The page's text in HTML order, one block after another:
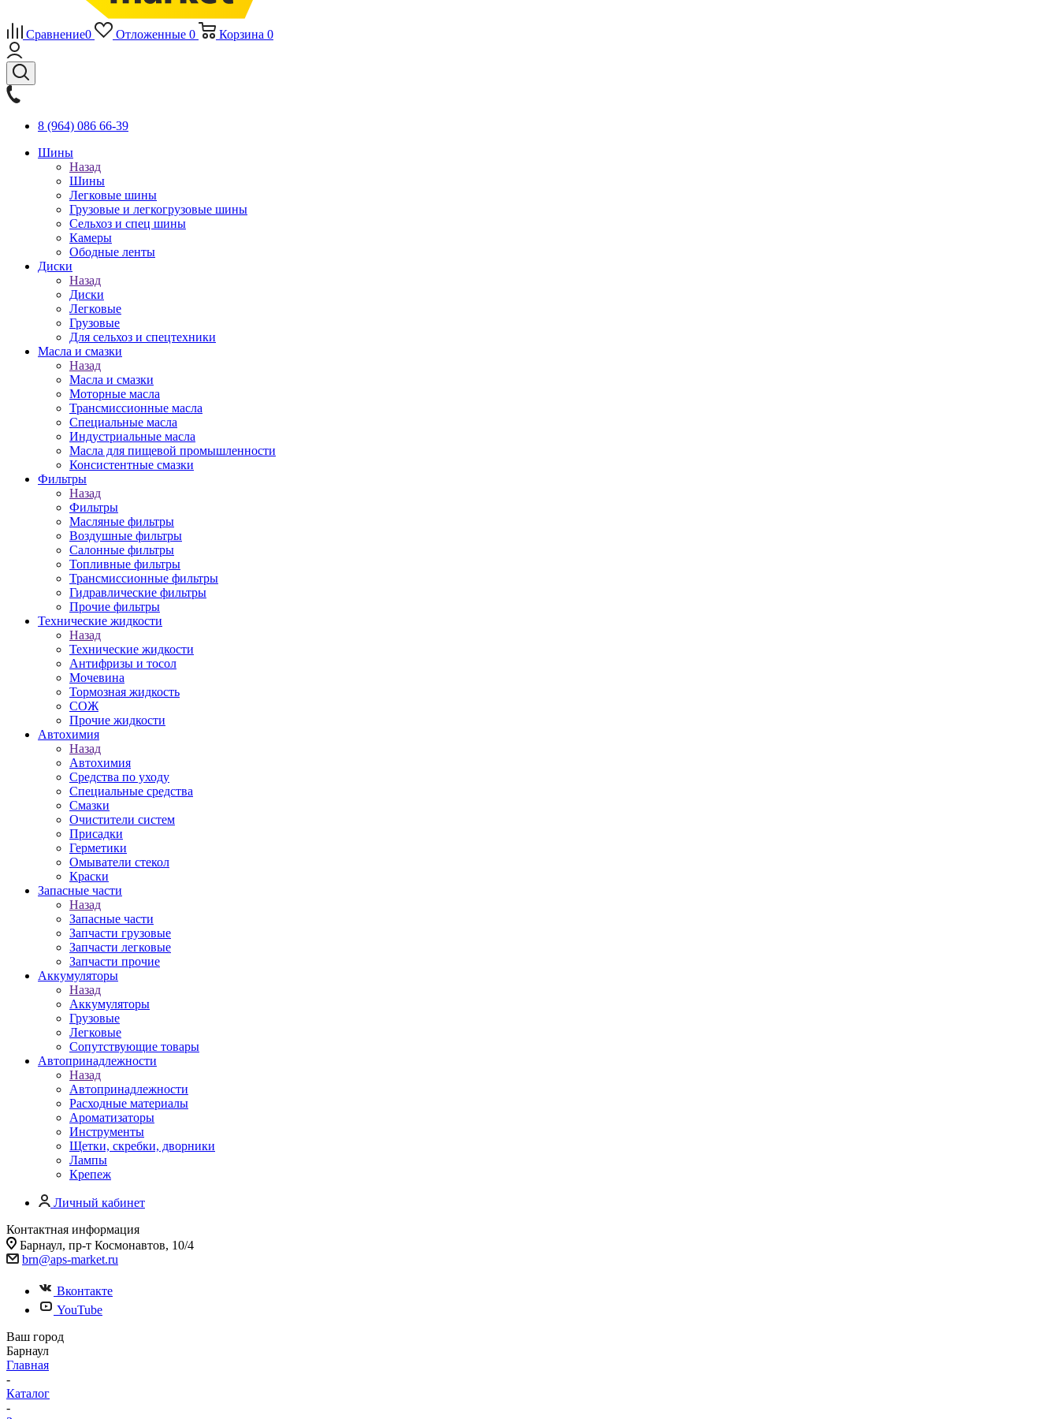
Сравнение0 Отложенные 0 Корзина 0
8 (964) 086 66-39
Шины
Назад
Шины
Легковые шины
Грузовые и легкогрузовые шины
Сельхоз и спец шины
Камеры
Ободные ленты
Диски
Назад
Диски
Легковые
Грузовые
Для сельхоз и спецтехники
Масла и смазки
Назад
Масла и смазки
Моторные масла
Трансмиссионные масла
Специальные масла
Индустриальные масла
Масла для пищевой промышленности
Консистентные смазки
Фильтры
Назад
Фильтры
Масляные фильтры
Воздушные фильтры
Салонные фильтры
Топливные фильтры
Трансмиссионные фильтры
Гидравлические фильтры
Прочие фильтры
Технические жидкости
Назад
Технические жидкости
Антифризы и тосол
Мочевина
Тормозная жидкость
СОЖ
Прочие жидкости
Автохимия
Назад
Автохимия
Средства по уходу
Специальные средства
Смазки
Очистители систем
Присадки
Герметики
Омыватели стекол
Краски
Запасные части
Назад
Запасные части
Запчасти грузовые
Запчасти легковые
Запчасти прочие
Аккумуляторы
Назад
Аккумуляторы
Грузовые
Легковые
Сопутствующие товары
Автопринадлежности
Назад
Автопринадлежности
Расходные материалы
Ароматизаторы
Инструменты
Щетки, скребки, дворники
Лампы
Крепеж
Личный кабинет
Контактная информация
Барнаул, пр-т Космонавтов, 10/4
brn@aps-market.ru
Вконтакте
YouTube
Ваш город
Барнаул
Главная
-
Каталог
-